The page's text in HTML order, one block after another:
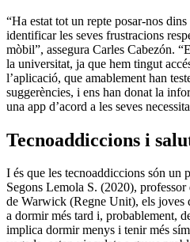
“Ha estat tot un repte posar-nos
identificar les seves frustracions
mòbil”, assegura Carles Cabezón.
la universitat, ja que hem tingut
l’aplicació, que amablement han
suggerències, i ens han donat la
una app d’acord a les seves
Tecnoaddiccions i
I és que les tecnoaddiccions són un
Segons Lemola S. (2020),
de Warwick (Regne Unit), els joves
a dormir més tard i, probablement,
implica dormir menys i tenir més